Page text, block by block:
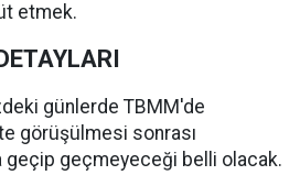
etmek.
günlerde TBMM'de
görüşülmesi sonrası
geçip geçmeyeceği belli olacak.